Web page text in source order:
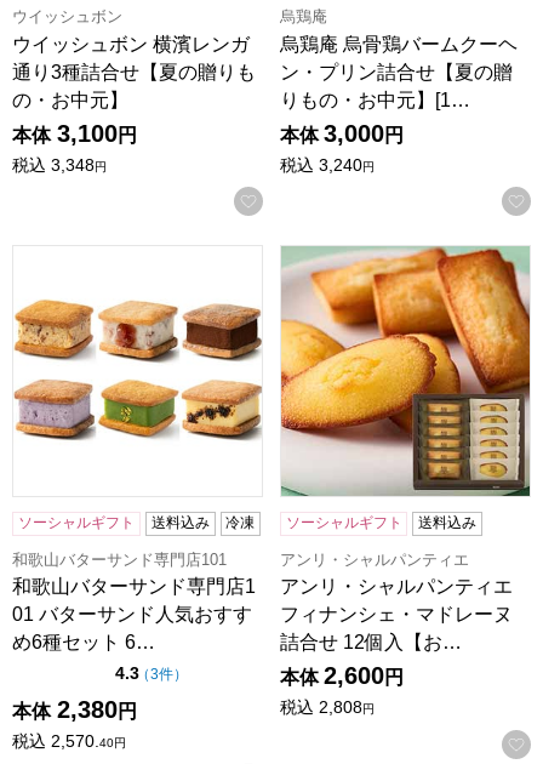
ウイッシュボン
ウイッシュボン 横濱レンガ
通り3種詰合せ【夏の贈りも
の・お中元】
本体 3,100円
税込 3,348円
お気に入りに登録する
烏鶏庵
烏鶏庵 烏骨鶏バームクーヘ
ン・プリン詰合せ【夏の贈
りもの・お中元】[1…
本体 3,000円
税込 3,240円
和歌山バターサンド専門店101 バターサンド人気おすすめ6
ソーシャルギフト 送料込み 冷凍
和歌山バターサンド専門店101
和歌山バターサンド専門店1
01 バターサンド人気おすす
め6種セット 6…
4.3点（5点満点中）
（3件の評価
）
本体 2,380円
税込 2,570.40円
アンリ・シャルパンティエ
ソーシャルギフト 送料込み
アンリ・シャルパンティエ
アンリ・シャルパンティエ
フィナンシェ・マドレーヌ
詰合せ 12個入【お…
本体 2,600円
税込 2,808円